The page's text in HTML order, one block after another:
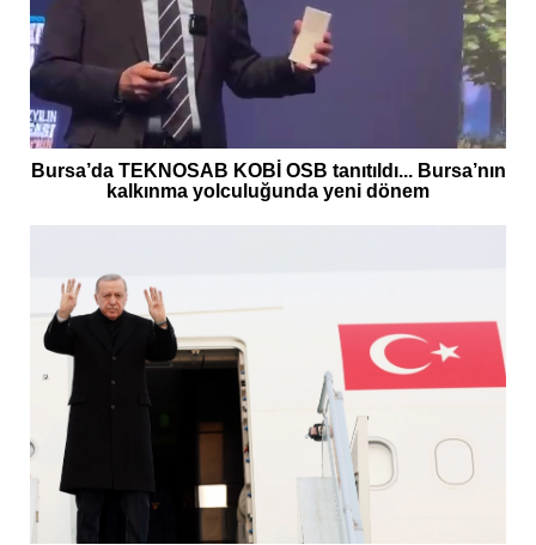
Bursa’da TEKNOSAB KOBİ OSB tanıtıldı... Bursa’nın
kalkınma yolculuğunda yeni dönem